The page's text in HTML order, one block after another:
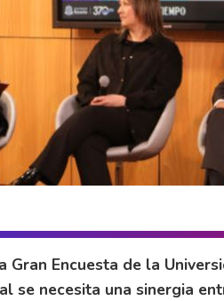
Gran Encuesta de la
se necesita una sinergia